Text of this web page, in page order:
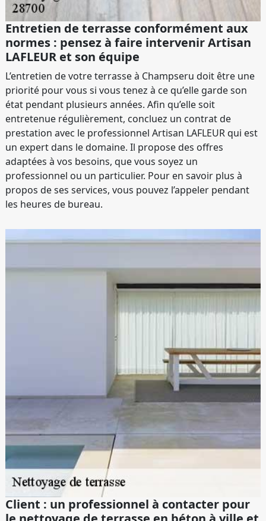
Entretien de terrasse conformément aux
normes : pensez à faire intervenir Artisan
LAFLEUR et son équipe
L’entretien de votre terrasse à Champseru doit être une
priorité pour vous si vous tenez à ce qu’elle garde son
état pendant plusieurs années. Afin qu’elle soit
entretenue régulièrement, concluez un contrat de
prestation avec le professionnel Artisan LAFLEUR qui est
un expert dans le domaine. Il propose des offres
adaptées à vos besoins, que vous soyez un
professionnel ou un particulier. Pour en savoir plus à
propos de ses services, vous pouvez l’appeler pendant
les heures de bureau.
Client : un professionnel à contacter pour